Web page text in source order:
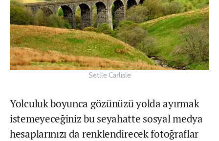
Setlle Carlisle
Yolculuk boyunca gözünüzü yolda ayırmak
istemeyeceğiniz bu seyahatte sosyal medya
hesaplarınızı da renklendirecek fotoğraflar